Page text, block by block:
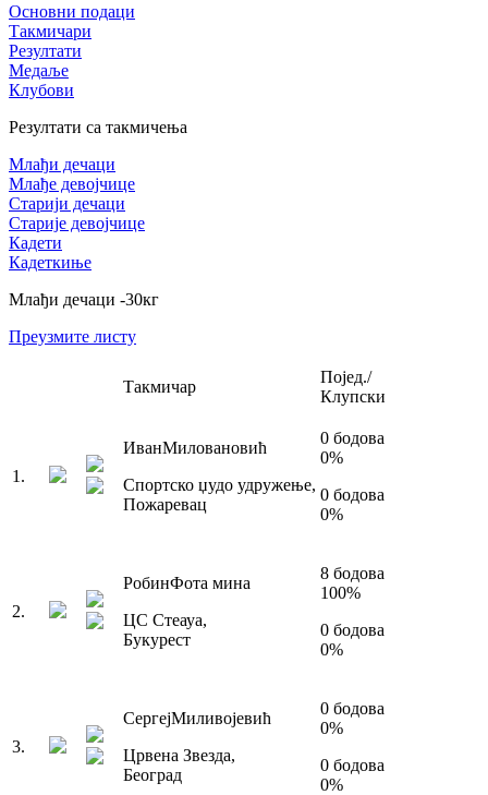
Основни подаци
Такмичари
Резултати
Медаље
Клубови
Резултати са такмичења
Млађи дечаци
Млађе девојчице
Старији дечаци
Старије девојчице
Кадети
Кадеткиње
Млађи дечаци -30кг
Преузмите листу
Такмичар
Појед./
Клупски
1 .
ИванМиловановић
Спортско џудо удружење,
Пожаревац
0 бодова
0%
0 бодова
0%
2.
РобинФота мина
ЦС Стеауа,
Букурест
8 бодова
100%
0 бодова
0%
3.
СергејМиливојевић
Црвена Звезда,
Београд
0 бодова
0%
0 бодова
0%